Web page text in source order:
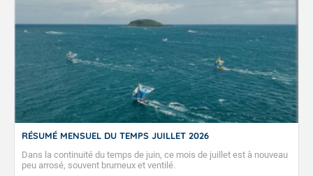
RÉSUMÉ MENSUEL DU TEMPS JUILLET 2026
Dans la continuité du temps de juin, ce mois de juillet est à nouveau
peu arrosé, souvent brumeux et ventilé.